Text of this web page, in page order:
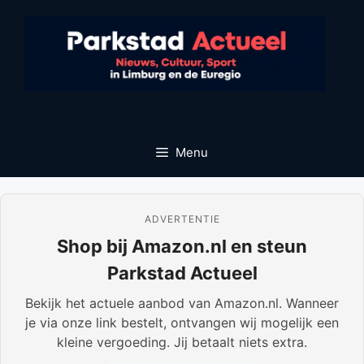
Menu
ADVERTENTIE
Shop bij Amazon.nl en steun
Parkstad Actueel
Bekijk het actuele aanbod van Amazon.nl. Wanneer
je via onze link bestelt, ontvangen wij mogelijk een
kleine vergoeding. Jij betaalt niets extra.